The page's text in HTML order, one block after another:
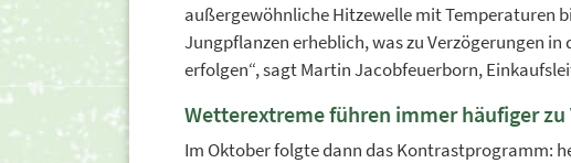
außergewöhnliche Hitzewelle mit Temperaturen
Jungpflanzen erheblich, was zu Verzögerungen
erfolgen“, sagt Martin Jacobfeuerborn,
Wetterextreme führen immer häufiger zu
Im Oktober folgte dann das Kontrastprogramm: